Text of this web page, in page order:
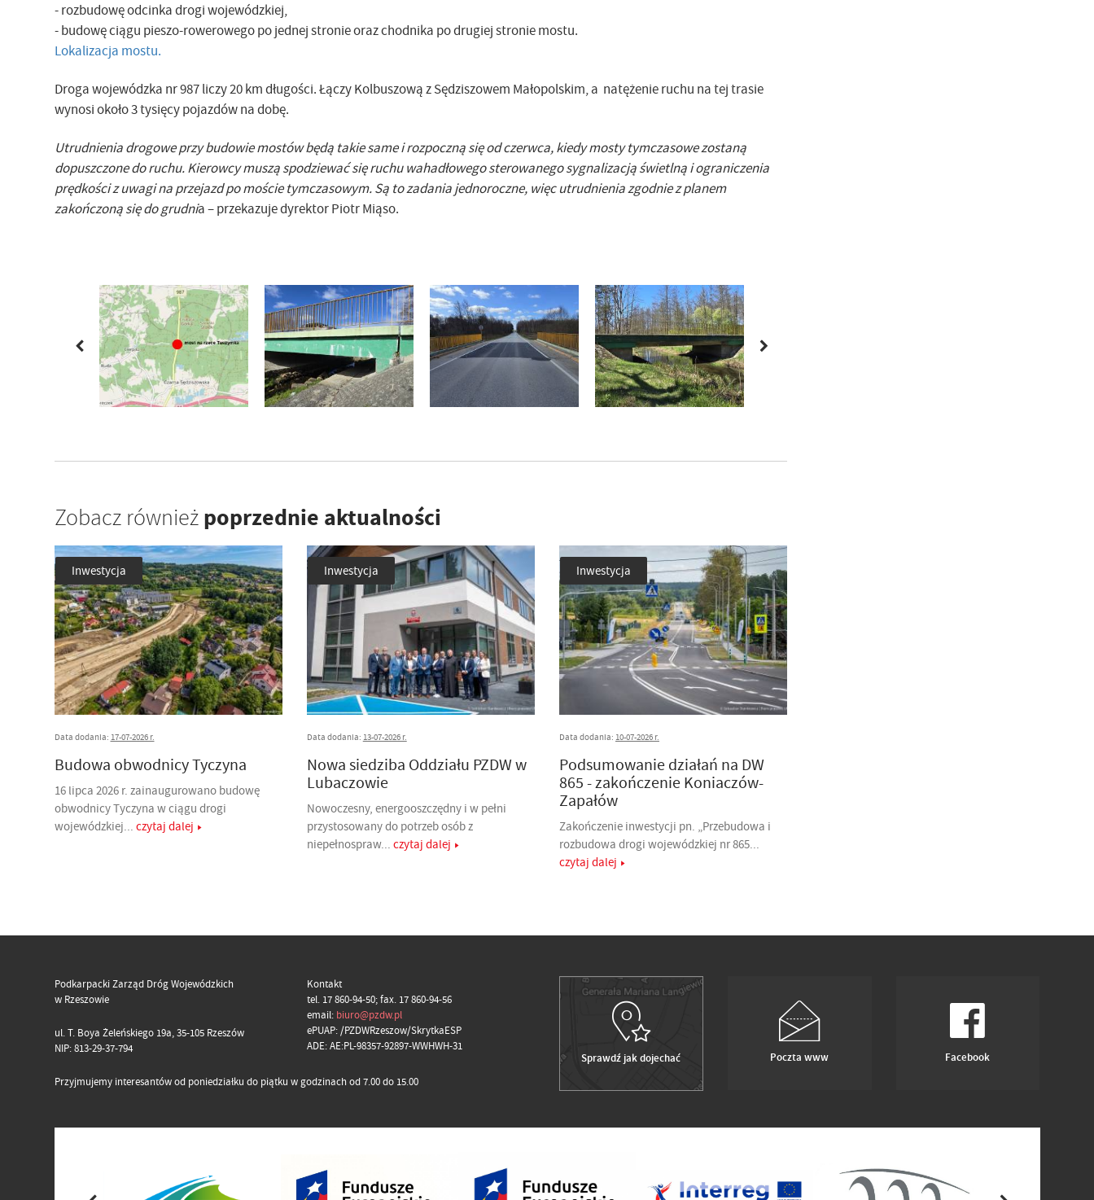
- rozbudowę odcinka drogi wojewódzkiej,
- budowę ciągu pieszo-rowerowego po jednej stronie oraz chodnika po drugiej stronie mostu.
Lokalizacja mostu.
Droga wojewódzka nr 987 liczy 20 km długości. Łączy Kolbuszową z Sędziszowem Małopolskim, a natężenie ruchu na tej trasie
wynosi około 3 tysięcy pojazdów na dobę.
Utrudnienia drogowe przy budowie mostów będą takie same i rozpoczną się od czerwca, kiedy mosty tymczasowe zostaną
dopuszczone do ruchu. Kierowcy muszą spodziewać się ruchu wahadłowego sterowanego sygnalizacją świetlną i ograniczenia
prędkości z uwagi na przejazd po moście tymczasowym. Są to zadania jednoroczne, więc utrudnienia zgodnie z planem
zakończoną się do grudnia – przekazuje dyrektor Piotr Miąso.
Zobacz również poprzednie aktualności
Inwestycja
Data dodania: 17-07-2026 r.
Budowa obwodnicy Tyczyna
16 lipca 2026 r. zainaugurowano budowę
obwodnicy Tyczyna w ciągu drogi
wojewódzkiej... czytaj dalej
Inwestycja
Data dodania: 13-07-2026 r.
Nowa siedziba Oddziału PZDW w
Lubaczowie
Nowoczesny, energooszczędny i w pełni
przystosowany do potrzeb osób z
niepełnospraw... czytaj dalej
Inwestycja
Data dodania: 10-07-2026 r.
Podsumowanie działań na DW
865 - zakończenie Koniaczów-
Zapałów
Zakończenie inwestycji pn. „Przebudowa i
rozbudowa drogi wojewódzkiej nr 865...
czytaj dalej
Podkarpacki Zarząd Dróg Wojewódzkich
w Rzeszowie
ul. T. Boya Żeleńskiego 19a, 35-105 Rzeszów
NIP: 813-29-37-794
Kontakt
tel. 17 860-94-50; fax. 17 860-94-56
email: biuro@pzdw.pl
ePUAP: /PZDWRzeszow/SkrytkaESP
ADE: AE:PL-98357-92897-WWHWH-31
Przyjmujemy interesantów od poniedziałku do piątku w godzinach od 7.00 do 15.00
Sprawdź jak dojechać Poczta www Facebook